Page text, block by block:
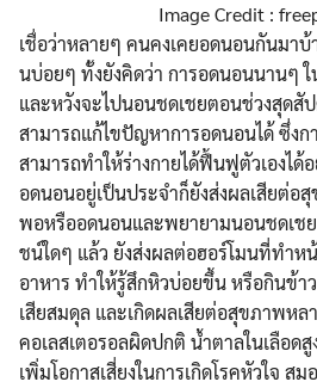
Image Credit :
เชื่อว่าหลายๆ คนคงเคยอดนอนกันมา
นบ่อยๆ ทั้งยังคิดว่า การอดนอนนานๆ ใ
และหวังจะไปนอนชดเชยตอนช่วงสุดสั
สามารถแก้ไขปัญหาการอดนอนได้ ซึ่งก
สามารถทำให้ร่างกายได้ฟื้นฟูตัวเองได้
อดนอนอยู่เป็นประจำก็ยังส่งผลเสียต่อ
พอหรืออดนอนและพยายามนอนชดเชย
ชน์ใดๆ แล้ว ยังส่งผลต่อฮอร์โมนที่ทำ
อาหาร ทำให้รู้สึกหิวบ่อยขึ้น หรือกินข้า
เสียสมดุล และเกิดผลเสียต่อสุขภาพหล
คอเลสเตอรอลผิดปกติ น้ำตาลในเลือด
เพิ่มโอกาสเสี่ยงในการเกิดโรคหัวใจ สม